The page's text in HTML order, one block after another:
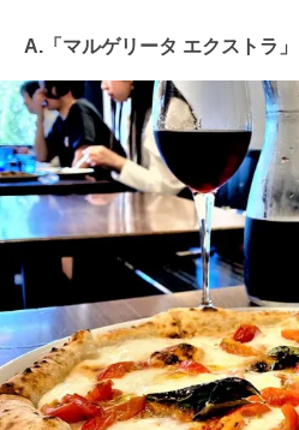
A.「マルゲリータ エクストラ」